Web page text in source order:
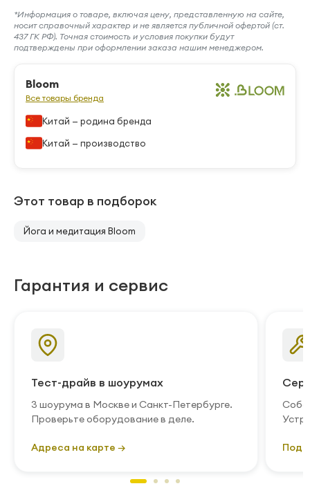
*Информация о товаре, включая цену, представленную на сайте,
носит справочный характер и не является публичной офертой (ст.
437 ГК РФ). Точная стоимость и условия покупки будут
подтверждены при оформлении заказа нашим менеджером.
Bloom
Все товары бренда
Китай — родина бренда
Китай — производство
Этот товар в подборок
Йога и медитация Bloom
Гарантия и сервис
Тест-драйв в шоурумах
3 шоурума в Москве и Санкт-Петербурге.
Проверьте оборудование в деле.
Адреса на карте →